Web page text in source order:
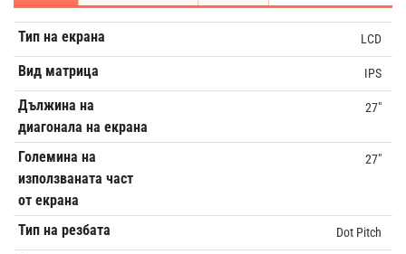
Тип на екрана LCD
Вид матрица IPS
Дължина на
диагонала на екрана
27"
Големина на
използваната част
от екрана
27"
Тип на резбата Dot Pitch